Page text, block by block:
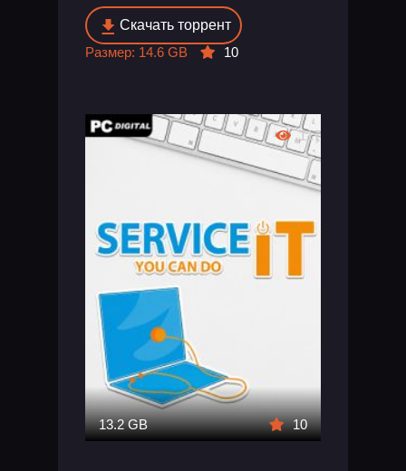
Скачать торрент
Размер: 14.6 GB
10
13.2 GB 10
117